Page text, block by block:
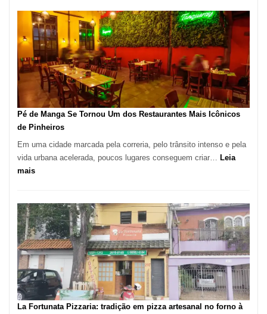
Pé de Manga Se Tornou Um dos Restaurantes Mais Icônicos
de Pinheiros
Em uma cidade marcada pela correria, pelo trânsito intenso e pela
vida urbana acelerada, poucos lugares conseguem criar… Leia
mais:
Manga
Se
Tornou
Um
dos
Restaurantes
Mais
Icônicos
La Fortunata Pizzaria: tradição em pizza artesanal no forno à